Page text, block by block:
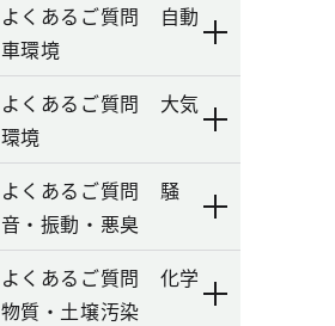
よくあるご質問 自動
車環境
よくあるご質問 大気
環境
よくあるご質問 騒
音・振動・悪臭
よくあるご質問 化学
物質・土壌汚染